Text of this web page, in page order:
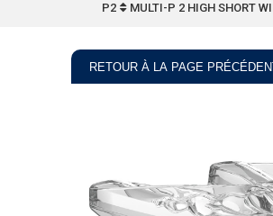
P2
MULTI-P 2 HIGH SHORT
RETOUR À LA PAGE